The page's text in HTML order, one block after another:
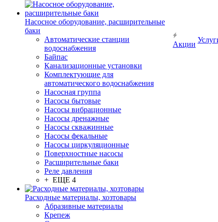
Насосное оборудование, расширительные
баки
Автоматические станции
водоснабжения
Байпас
Канализационные установки
Комплектующие для
автоматического водоснабжения
Насосная группа
Насосы бытовые
Насосы вибрационные
Насосы дренажные
Насосы скважинные
Насосы фекальные
Насосы циркуляционные
Поверхностные насосы
Расширительные баки
Реле давления
+ ЕЩЕ 4
Расходные материалы, хозтовары
Абразивные материалы
Крепеж
Акции